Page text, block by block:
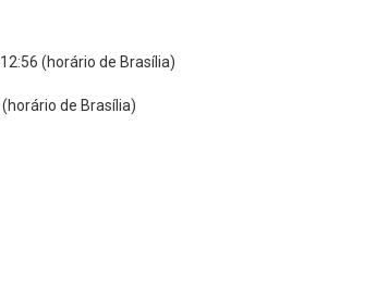
(horário de Brasília)
de Brasília)